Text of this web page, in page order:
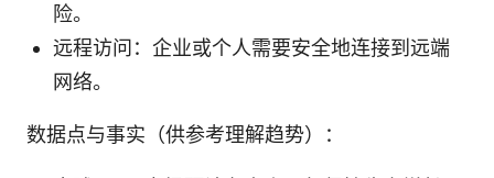
险。
远程访问：企业或个人需要安全地连接到远端
网络。
数据点与事实（供参考理解趋势）：